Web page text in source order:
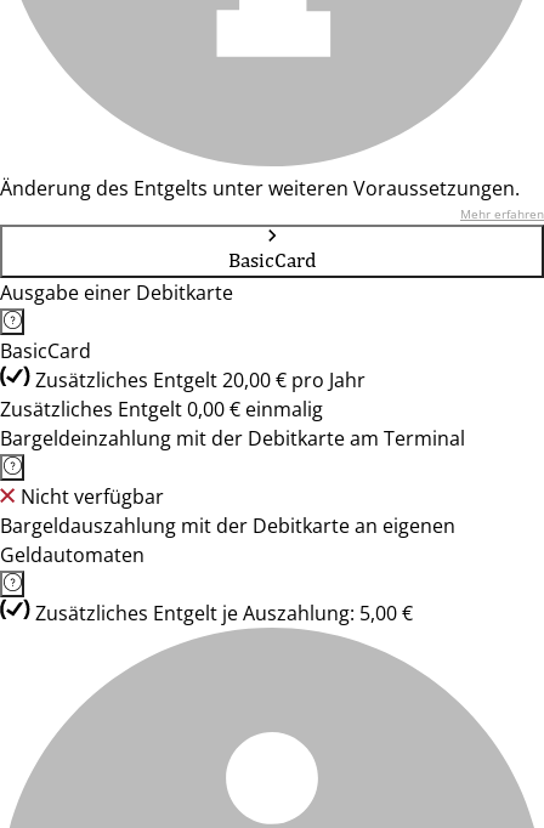
Änderung des Entgelts unter weiteren Voraussetzungen.
Mehr erfahren
BasicCard
Ausgabe einer Debitkarte
BasicCard
Zusätzliches Entgelt 20,00 € pro Jahr
Zusätzliches Entgelt 0,00 € einmalig
Bargeldeinzahlung mit der Debitkarte am Terminal
Nicht verfügbar
Bargeldauszahlung mit der Debitkarte an eigenen
Geldautomaten
Zusätzliches Entgelt je Auszahlung: 5,00 €